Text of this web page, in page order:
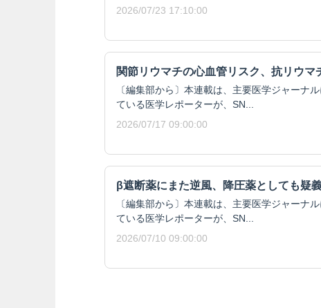
2026/07/23 17:10:00
関節リウマチの心血管リスク、抗リウマ
〔編集部から〕本連載は、主要医学ジャーナ
ている医学レポーターが、SN...
2026/07/17 09:00:00
β遮断薬にまた逆風、降圧薬としても疑
〔編集部から〕本連載は、主要医学ジャーナ
ている医学レポーターが、SN...
2026/07/10 09:00:00